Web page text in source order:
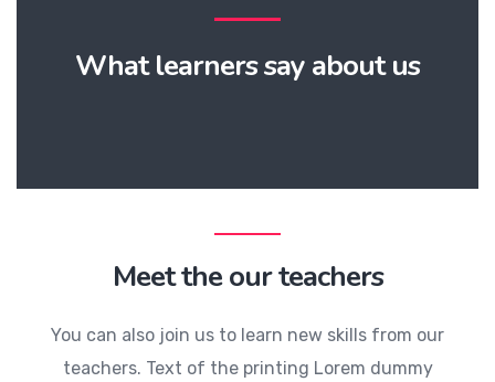
What learners say about us
Meet the our teachers
You can also join us to learn new skills from our
teachers. Text of the printing Lorem dummy